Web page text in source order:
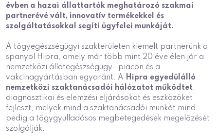
évben a hazai állattartók meghatározó szakmai
partnerévé vált, innovatív termékekkel és
szolgáltatásokkal segíti ügyfelei munkáját.
A tőgyegészségügyi szakterületen kiemelt partnerünk a
spanyol Hipra, amely már több mint 20 éve élen jár a
nemzetközi állategészségügy- piacon és a
vakcinagyártásban egyaránt. A Hipra egyedülálló
nemzetközi szaktanácsadói hálózatot működtet,
diagnosztikai és elemzési eljárásokat és eszközöket
fejleszt, melyek mind a szaktanácsadói munkát mind
pedig a tőgygyulladásos megbetegedések megelőzését
szolgálják.